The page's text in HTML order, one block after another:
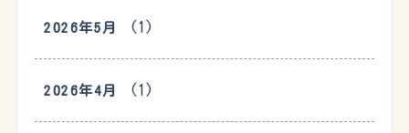
2026年5月 (1)
2026年4月 (1)